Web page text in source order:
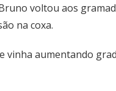
voltou aos
na coxa.
vinha aumentando